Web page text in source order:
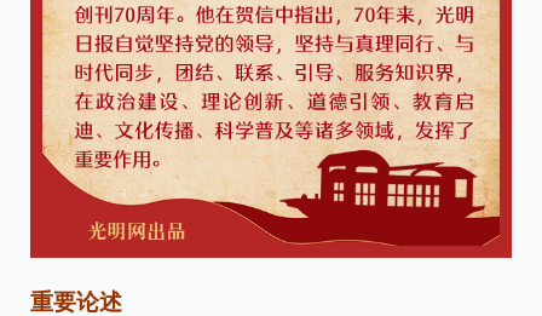
重要论述